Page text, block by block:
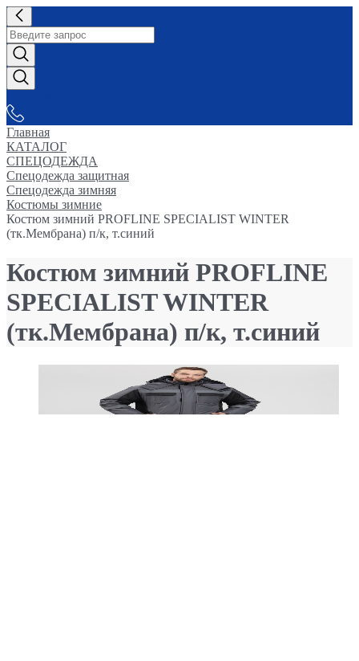
Главная
КАТАЛОГ
СПЕЦОДЕЖДА
Спецодежда защитная
Спецодежда зимняя
Костюмы зимние
Костюм зимний PROFLINE SPECIALIST WINTER
(тк.Мембрана) п/к, т.синий
Костюм зимний PROFLINE
SPECIALIST WINTER
(тк.Мембрана) п/к, т.синий